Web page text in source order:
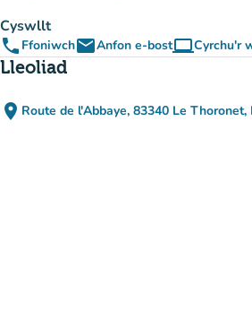
Cyswllt
phone FfoniwchemailAnfon e-bostcomputerCyrchu'r
(tab
Lleoliad
place Route de l'Abbaye, 83340 Le Thoronet,
(agor yn Google
(tab newydd)